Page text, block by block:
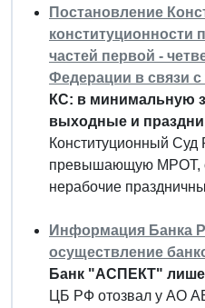
Постановление
конституционности
частей первой -
Федерации в связи
КС: в минимальную
выходные и
Конституционный Суд
превышающую МРОТ,
нерабочие
Информация Банка
осуществление
Банк "АСПЕКТ"
ЦБ РФ отозвал у АО